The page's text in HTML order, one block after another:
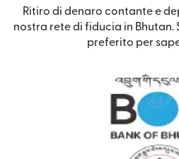
Ritiro di denaro contante e
nostra rete di fiducia in
preferito per